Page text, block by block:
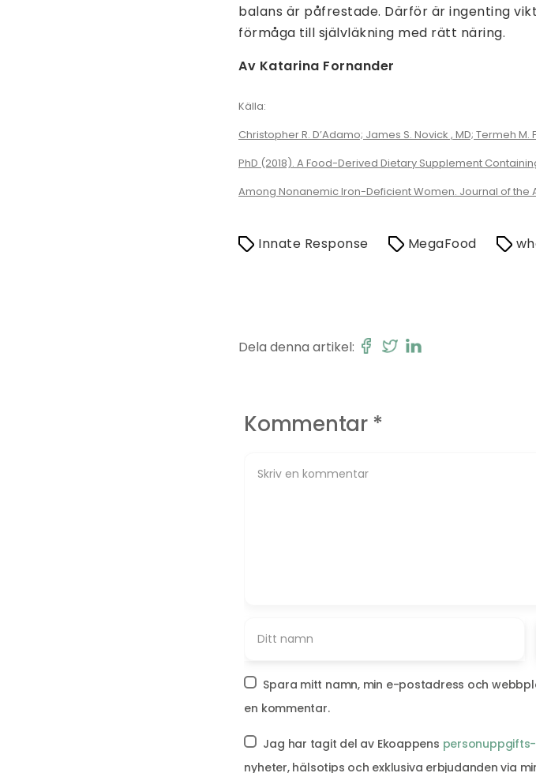
balans är påfrestade. Därför är ingenting
förmåga till självläkning med rätt näring.
Av Katarina Fornander
Källa:
Christopher R. D’Adamo; James S. Novick , MD; Termeh M.
PhD (2018). A Food-Derived Dietary Supplement
Among Nonanemic Iron-Deficient Women. Journal of
Innate Response MegaFood
Dela denna artikel:
Kommentar *
Spara mitt namn, min e-postadress och
en kommentar.
Jag har tagit del av Ekoappens
nyheter, hälsotips och exklusiva erbjudanden via